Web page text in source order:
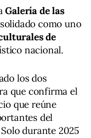
Galería de las
como uno
de
nacional.
los dos
que confirma el
que reúne
del
durante 2025